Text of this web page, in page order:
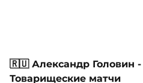
🇷🇺 Александр Головин -
Товарищеские матчи